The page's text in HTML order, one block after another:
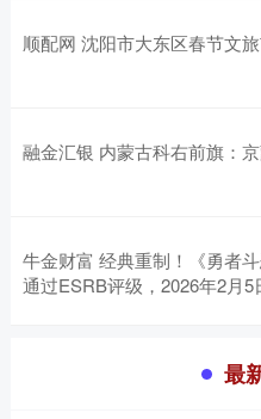
顺配网 沈阳市大东区春节文
融金汇银 内蒙古科右前旗：
牛金财富 经典重制！《勇者斗
通过ESRB评级，2026年2月5
最